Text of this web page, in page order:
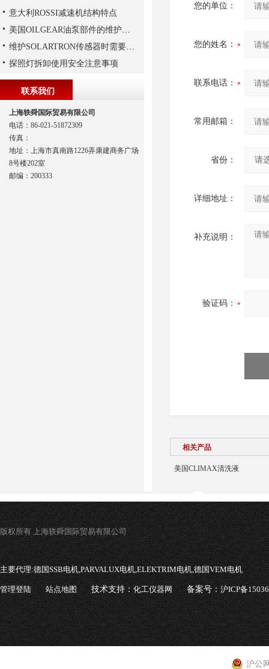
您的单位：
您的姓名：
联系电话：
常用邮箱：
省份：
详细地址：
补充说明：
验证码：
相关产品
美国CLIMAX清洗液
意大利ROSSI减速机结构特点
美国OILGEAR油泵部件的维护和修理
维护SOLARTRON传感器时需要注意以下技巧
探照灯拆卸使用安全注意事项
联系我们
上海轶舜国际贸易有限公司
电话：86-021-51872309
传真：
地址：上海市真南路1226弄康建商务广场
8号楼202室
邮编：200333
版权所有 上海轶舜国际贸易有限公司
主要代理:德国SSB电机,PARVALUX电机,ELEKTRIM电机,德国VEM电机
管理登陆 站点地图 技术支持：化工仪器网 备案号：沪ICP备
沪公